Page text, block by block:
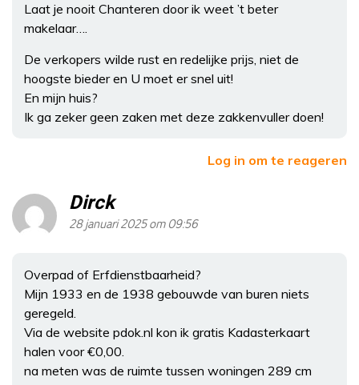
Laat je nooit Chanteren door ik weet ’t beter
makelaar….
De verkopers wilde rust en redelijke prijs, niet de
hoogste bieder en U moet er snel uit!
En mijn huis?
Ik ga zeker geen zaken met deze zakkenvuller doen!
Log in om te reageren
Dirck
28 januari 2025 om 09:56
Overpad of Erfdienstbaarheid?
Mijn 1933 en de 1938 gebouwde van buren niets
geregeld.
Via de website pdok.nl kon ik gratis Kadasterkaart
halen voor €0,00.
na meten was de ruimte tussen woningen 289 cm